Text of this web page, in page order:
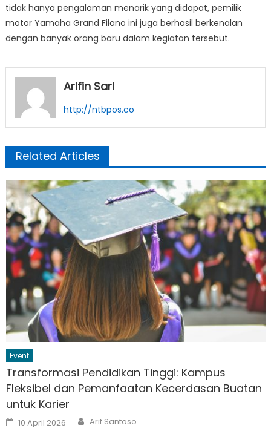
tidak hanya pengalaman menarik yang didapat, pemilik
motor Yamaha Grand Filano ini juga berhasil berkenalan
dengan banyak orang baru dalam kegiatan tersebut.
Arifin Sari
http://ntbpos.co
Related Articles
Event
Transformasi Pendidikan Tinggi: Kampus
Fleksibel dan Pemanfaatan Kecerdasan Buatan
untuk Karier
Posted
on
10 April 2026 Author
Arif Santoso